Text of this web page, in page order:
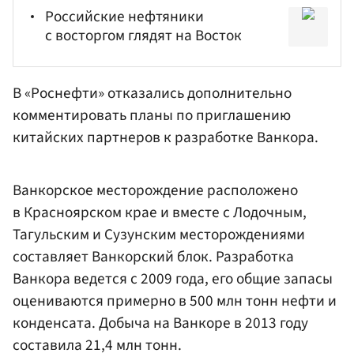
Российские нефтяники
с восторгом глядят на Восток
В «Роснефти» отказались дополнительно
комментировать планы по приглашению
китайских партнеров к разработке Ванкора.
Ванкорское месторождение расположено
в Красноярском крае и вместе с Лодочным,
Тагульским и Сузунским месторождениями
составляет Ванкорский блок. Разработка
Ванкора ведется с 2009 года, его общие запасы
оцениваются примерно в 500 млн тонн нефти и
конденсата. Добыча на Ванкоре в 2013 году
составила 21,4 млн тонн.